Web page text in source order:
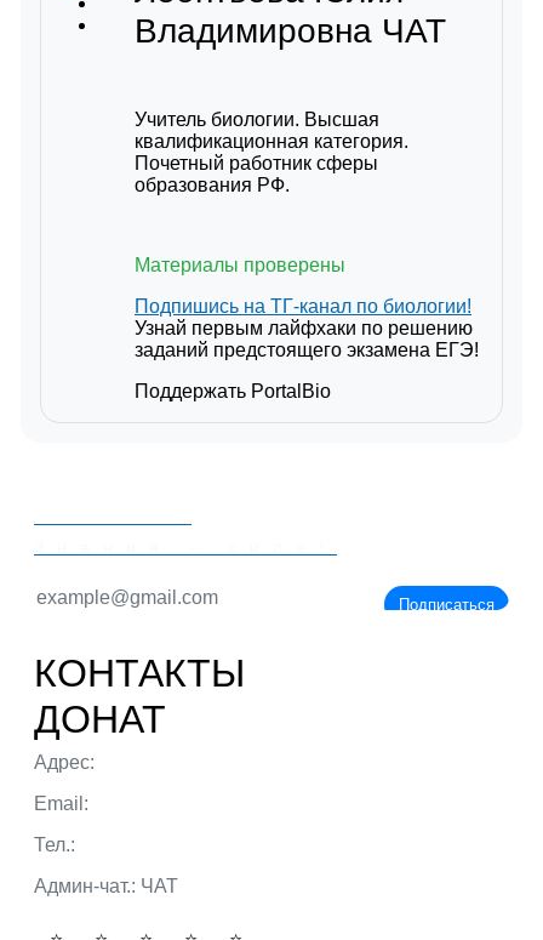
Владимировна ЧАТ
Учитель биологии. Высшая
квалификационная категория.
Почетный работник сферы
образования РФ.
Материалы проверены
Подпишись на ТГ-канал по биологии!
Узнай первым лайфхаки по решению
заданий предстоящего экзамена ЕГЭ!
Поддержать PortalBio
Подписаться
КОНТАКТЫ
ДОНАТ
Адрес:
Email:
Тел.:
Админ-чат.: ЧАТ